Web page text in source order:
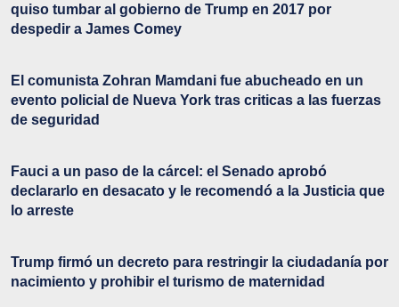
quiso tumbar al gobierno de Trump en 2017 por
despedir a James Comey
El comunista Zohran Mamdani fue abucheado en un
evento policial de Nueva York tras criticas a las fuerzas
de seguridad
Fauci a un paso de la cárcel: el Senado aprobó
declararlo en desacato y le recomendó a la Justicia que
lo arreste
Trump firmó un decreto para restringir la ciudadanía por
nacimiento y prohibir el turismo de maternidad